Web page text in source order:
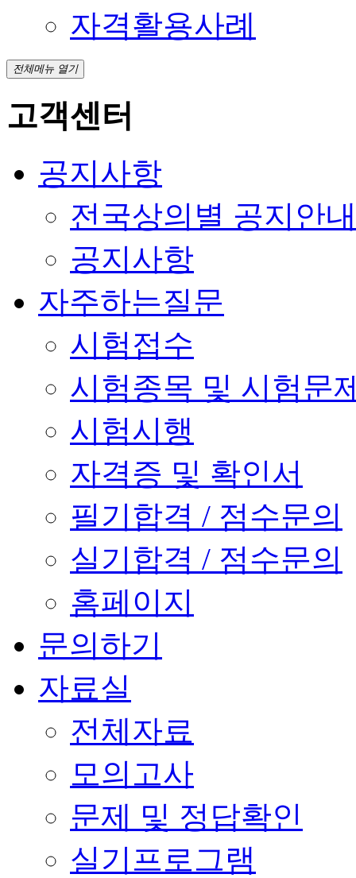
자격활용사례
전체메뉴 열기
고객센터
공지사항
전국상의별 공지안내
공지사항
자주하는질문
시험접수
시험종목 및 시험문
시험시행
자격증 및 확인서
필기합격 / 점수문의
실기합격 / 점수문의
홈페이지
문의하기
자료실
전체자료
모의고사
문제 및 정답확인
실기프로그램